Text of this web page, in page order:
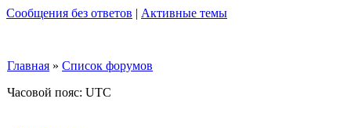
Сообщения без ответов | Активные темы
Главная » Список форумов
Часовой пояс: UTC